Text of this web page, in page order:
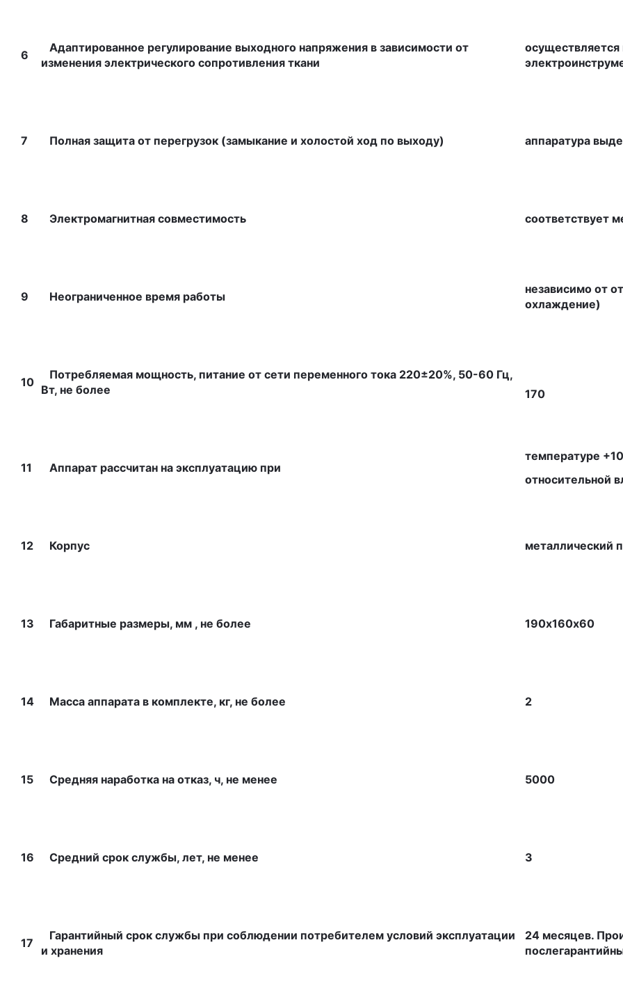
6
Адаптированное регулирование выходного напряжения в зависимости от
изменения электрического сопротивления ткани
7 Полная защита от перегрузок (замыкание и холостой ход по выходу) аппаратура
8 Электромагнитная совместимость соответствует
9 Неограниченное время работы
независимо от
охлаждение)
10
Потребляемая мощность, питание от сети переменного тока 220±20%, 50-60 Гц,
Вт, не более
170
11 Аппарат рассчитан на эксплуатацию при
температуре
относительной
12 Корпус металлический
13 Габаритные размеры, мм , не более 190х160х60
14 Масса аппарата в комплекте, кг, не более 2
15 Средняя наработка на отказ, ч, не менее 5000
16 Средний срок службы, лет, не менее 3
17
Гарантийный срок службы при соблюдении потребителем условий эксплуатации
и хранения
24 месяцев.